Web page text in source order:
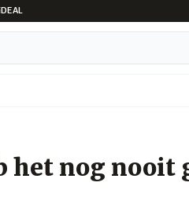
het nog nooit